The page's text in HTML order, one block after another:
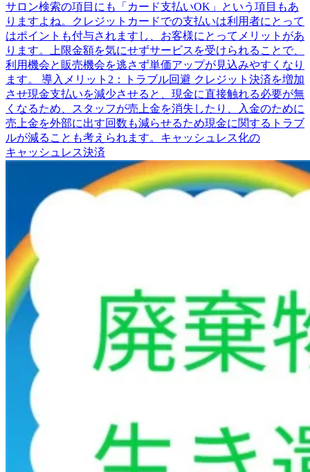
サロン検索の項目にも「カード支払いOK」という項目もあ
りますよね。クレジットカードでの支払いは利用者にとって
はポイントも付与されますし、お客様にとってメリットがあ
ります。上限金額を気にせずサービスを受けられることで、
利用機会と販売機会を逃さず単価アップが見込みやすくなり
ます。 導入メリット2：トラブル回避 クレジット決済を増加
させ現金支払いを減少させると、現金に直接触れる必要が無
くなるため、スタッフが売上金を消失したり、入金のために
売上金を外部に出す回数も減らせるため現金に関するトラブ
ルが減ることも考えられます。キャッシュレス化の
キャッシュレス決済